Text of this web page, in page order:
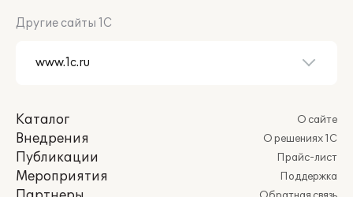
Другие сайты 1С
Каталог
Внедрения
Публикации
Мероприятия
О сайте
О решениях 1С
Прайс-лист
Поддержка